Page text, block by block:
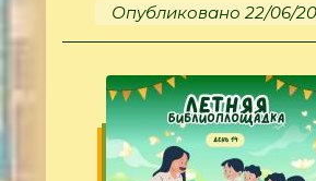
Опубликовано 22/06/